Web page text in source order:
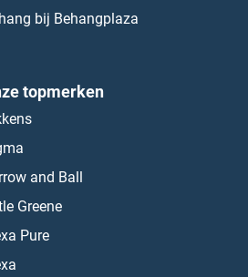
bij Behangplaza
topmerken
and Ball
Greene
Pure